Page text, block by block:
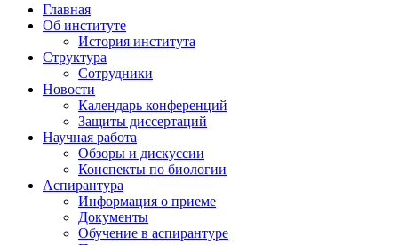
Главная
Об институте
История института
Структура
Сотрудники
Новости
Календарь конференций
Защиты диссертаций
Научная работа
Обзоры и дискуссии
Конспекты по биологии
Аспирантура
Информация о приеме
Документы
Обучение в аспирантуре